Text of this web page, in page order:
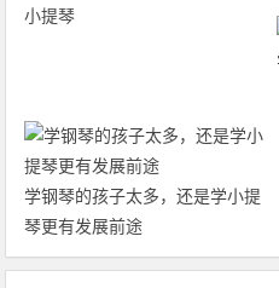
小提琴
学钢琴的孩子太多，还是学小提
琴更有发展前途